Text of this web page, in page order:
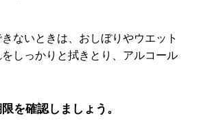
ないときは、おしぼりやウエット
しっかりと拭きとり、アルコール
を確認しましょう。